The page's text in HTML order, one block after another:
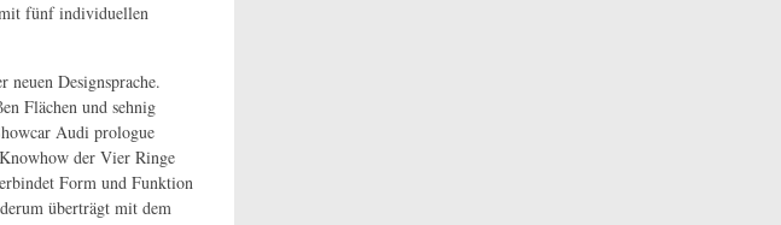
mit fünf individuellen
Designsprache.
Flächen und sehnig
Audi prologue
der Vier Ringe
Form und Funktion
überträgt mit dem